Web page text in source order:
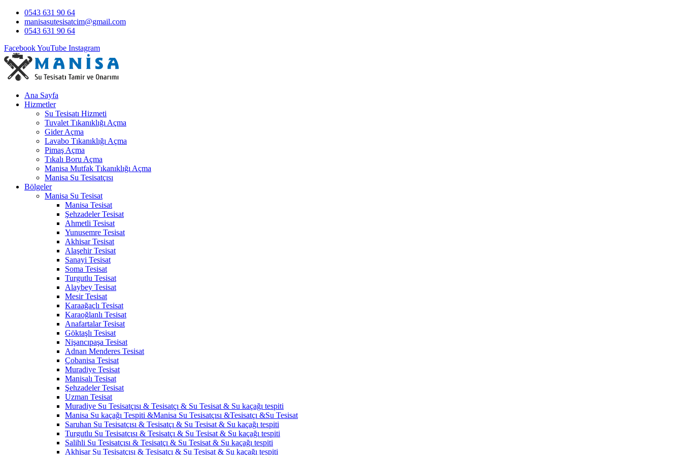
0543 631 90 64
manisasutesisatcim@gmail.com
0543 631 90 64
FacebookYouTube Instagram
Ana Sayfa
Hizmetler
Su Tesisatı Hizmeti
Tuvalet Tıkanıklığı Açma
Gider Açma
Lavabo Tıkanıklığı Açma
Pimaş Açma
Tıkalı Boru Açma
Manisa Mutfak Tıkanıklığı Açma
Manisa Su Tesisatçısı
Bölgeler
Manisa Su Tesisat
Manisa Tesisat
Şehzadeler Tesisat
Ahmetli Tesisat
Yunusemre Tesisat
Akhisar Tesisat
Alaşehir Tesisat
Sanayi Tesisat
Soma Tesisat
Turgutlu Tesisat
Alaybey Tesisat
Mesir Tesisat
Karaağaçlı Tesisat
Karaoğlanlı Tesisat
Anafartalar Tesisat
Göktaşlı Tesisat
Nişancıpaşa Tesisat
Adnan Menderes Tesisat
Çobanisa Tesisat
Muradiye Tesisat
Manisalı Tesisat
Şehzadeler Tesisat
Uzman Tesisat
Muradiye Su Tesisatçısı & Tesisatçı & Su Tesisat & Su kaçağı tespiti
Manisa Su kaçağı Tespiti &Manisa Su Tesisatçısı &Tesisatçı &Su Tesisat
Saruhan Su Tesisatçısı & Tesisatçı & Su Tesisat & Su kaçağı tespiti
Turgutlu Su Tesisatçısı & Tesisatçı & Su Tesisat & Su kaçağı tespiti
Salihli Su Tesisatçısı & Tesisatçı & Su Tesisat & Su kaçağı tespiti
Akhisar Su Tesisatçısı & Tesisatçı & Su Tesisat & Su kaçağı tespiti